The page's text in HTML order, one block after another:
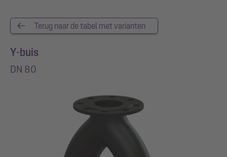
Terug naar de tabel met varianten
Y-buis
DN 80